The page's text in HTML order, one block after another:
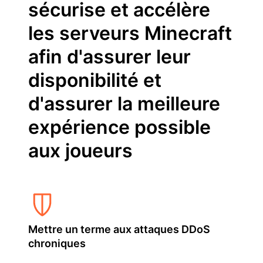
sécurise et accélère
les serveurs Minecraft
afin d'assurer leur
disponibilité et
d'assurer la meilleure
expérience possible
aux joueurs
Mettre un terme aux attaques DDoS
chroniques